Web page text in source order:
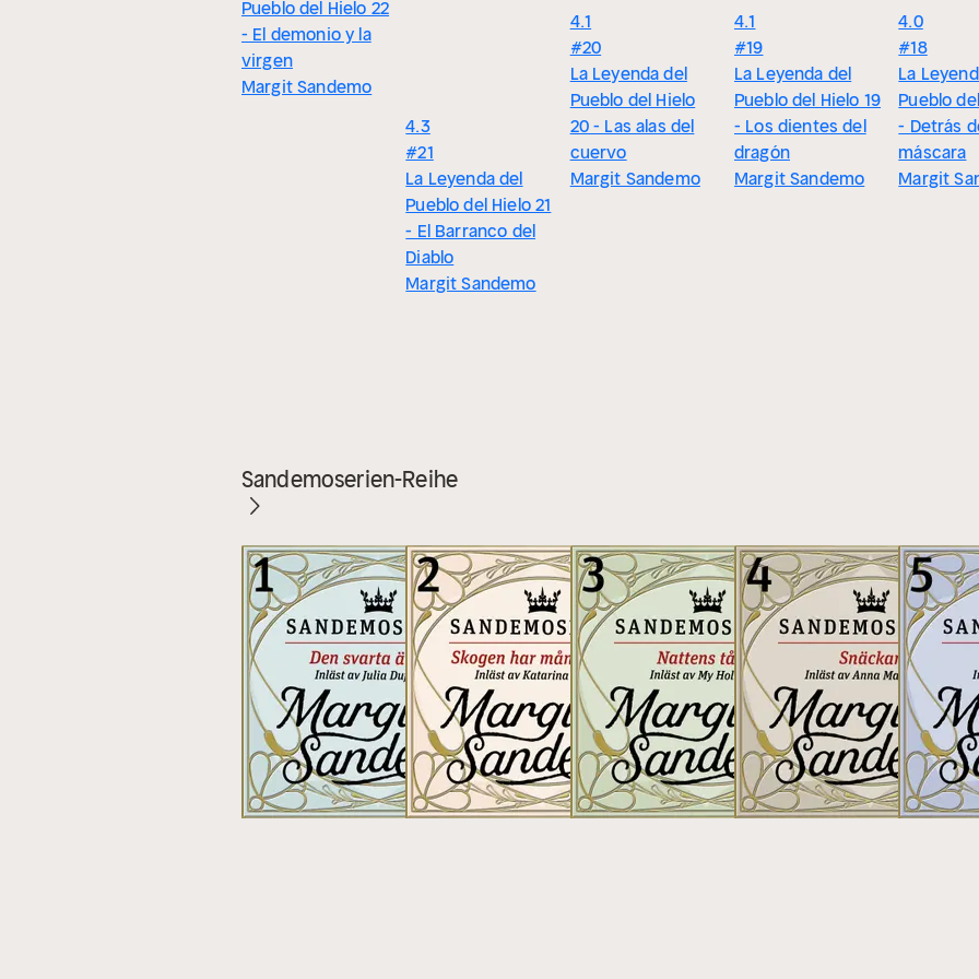
Pueblo del Hielo 22
- El demonio y la
virgen
Margit Sandemo
4.3
#21
La Leyenda del
Pueblo del Hielo 21
- El Barranco del
Diablo
Margit Sandemo
4.1
#20
La Leyenda del
Pueblo del Hielo
20 - Las alas del
cuervo
Margit Sandemo
4.1
#19
La Leyenda del
Pueblo del Hielo 19
- Los dientes del
dragón
Margit Sandemo
4.0
#18
La
Pueblo
- Detrás
máscara
Margit
Sandemoserien-Reihe